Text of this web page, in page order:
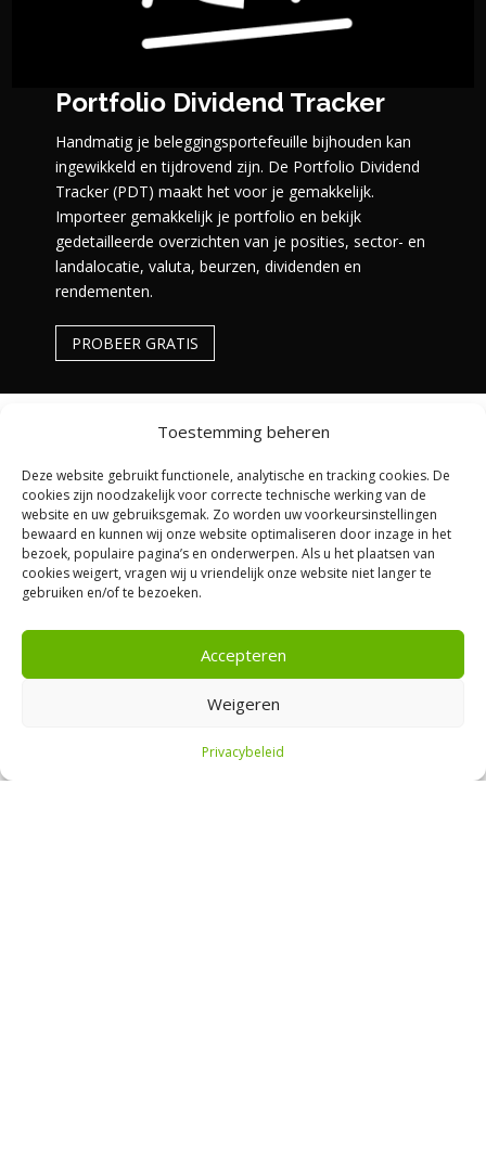
Toestemming beheren
Deze website gebruikt functionele, analytische en tracking cookies. De
cookies zijn noodzakelijk voor correcte technische werking van de
website en uw gebruiksgemak. Zo worden uw voorkeursinstellingen
bewaard en kunnen wij onze website optimaliseren door inzage in het
bezoek, populaire pagina’s en onderwerpen. Als u het plaatsen van
cookies weigert, vragen wij u vriendelijk onze website niet langer te
gebruiken en/of te bezoeken.
Accepteren
Weigeren
Privacybeleid
Portfolio Dividend Tracker
Handmatig je beleggingsportefeuille bijhouden kan
ingewikkeld en tijdrovend zijn. De Portfolio Dividend
Tracker (PDT) maakt het voor je gemakkelijk.
Importeer gemakkelijk je portfolio en bekijk
gedetailleerde overzichten van je posities, sector- en
landalocatie, valuta, beurzen, dividenden en
rendementen.
PROBEER GRATIS
De content op Beursbelegger is enkel bedoeld voor
educatieve en amusementsdoeleinden. Het is geen
inleg kan minder waard worden.
Copyright © 2026 | Beursbelegger.nl